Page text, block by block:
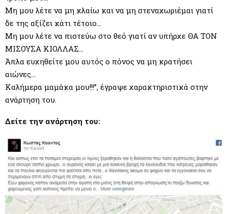
Μη μου λέτε να μη κλαίω και να μη στεναχωριέμαι γιατί
δε της αξίζει κάτι τέτοιο…
Μη μου λέτε να πιστεύω στο θεό γιατί αν υπήρχε ΘΑ ΤΟΝ
ΜΙΣΟΥΣΑ ΚΙΟΛΛΑΣ…
Άπλα ευχηθείτε μου αυτός ο πόνος να μη κρατήσει
αιώνες…
Καλήμερα μαμάκα μου!!!”, έγραψε χαρακτηριστικά στην
ανάρτηση του.
Δείτε την ανάρτηση του: